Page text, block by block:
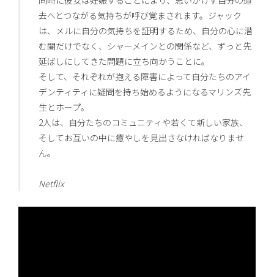
去へとつながる気持ちが呼び覚まされます。ジャック
は、メルに自分の気持ちを証明するため、自分の心に潜
む闇だけでなく、シャーメインとの関係など、ずっと先
延ばしにしてきた問題に立ち向かうことに。
そして、それぞれが抱える障害によって自分たちのアイ
デンティティに疑問を持ち始めるようになるマリンズ先
生とホープ。
2人は、自分たちのコミュニティや若くて新しい家族、
そしてお互いの中に癒やしを見出さなければなりませ
ん。
Netflix